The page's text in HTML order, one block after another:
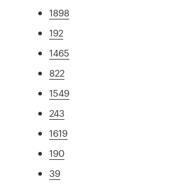
1898
192
1465
822
1549
243
1619
190
39